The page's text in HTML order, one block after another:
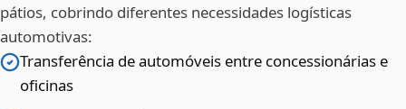
pátios, cobrindo diferentes necessidades logísticas
automotivas:
Transferência de automóveis entre concessionárias e
oficinas